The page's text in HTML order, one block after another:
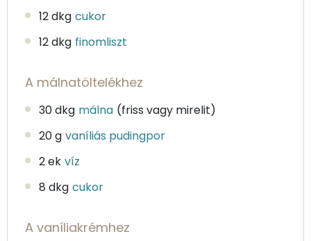
12 dkg cukor
12 dkg finomliszt
A málnatöltelékhez
30 dkg málna (friss vagy mirelit)
20 g vaníliás pudingpor
2 ek víz
8 dkg cukor
A vaníliakrémhez